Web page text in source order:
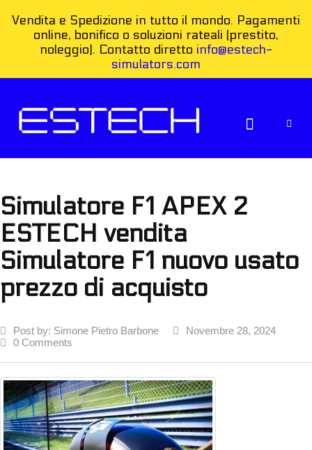
Vendita e Spedizione in tutto il mondo. Pagamenti
online, bonifico o soluzioni rateali (prestito,
noleggio). Contatto diretto info@estech-
simulators.com
Simulatore F1 APEX 2
ESTECH vendita
Simulatore F1 nuovo usato
prezzo di acquisto
Post by: Simone Pietro Barbone
Novembre 28, 2024
0 Comments